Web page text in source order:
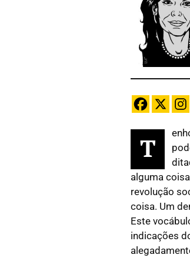
T
alguma
revolução
coisa. Um
Este
indicações